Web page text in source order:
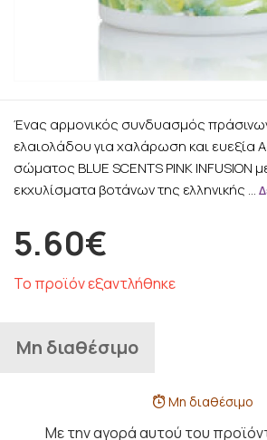
Ένας αρμονικός συνδυασμός
ελαιολάδου για χαλάρωση και ευεξία
σώματος BLUE SCENTS PINK
εκχυλίσματα βοτάνων της ελληνικής …
5.60€
Το προϊόν εξαντλήθηκε
Μη διαθέσιμο
Μη διαθέσιμο
Με την αγορά αυτού του